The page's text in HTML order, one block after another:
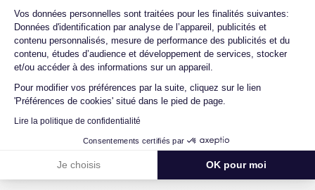
Vos données personnelles sont traitées pour les finalités suivantes:
Données d'identification par analyse de l’appareil, publicités et
contenu personnalisés, mesure de performance des publicités et du
contenu, études d’audience et développement de services, stocker
et/ou accéder à des informations sur un appareil.
Pour modifier vos préférences par la suite, cliquez sur le lien
'Préférences de cookies' situé dans le pied de page.
Lire la politique de confidentialité
Consentements certifiés par
Je choisis OK pour moi
Axeptio consent
Nom de la puce
Puce A15 Bionic
Nombre de cœurs
6
Nom GPU Fréq. processeur
12 Mpx
4K - 3840 x 2160 px
Quels sont les accessoires inclus dans la
commande ?
Quelles garanties offrez-vous sur vos
Quels sont vos modes de paiement ?
Est-il possible de payer l'iPhone 13 Pro en
plusieurs fois ?
Que se passe-t-il après avoir passé la